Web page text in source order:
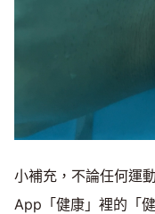
小補充，不論任何運
App「健康」裡的「